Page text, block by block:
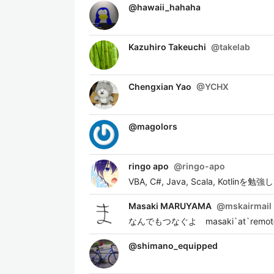
@hawaii_hahaha
Kazuhiro Takeuchi @takelab
Chengxian Yao @YCHX
@magolors
ringo apo @ringo-apo
VBA, C#, Java, Scala, Kotlinを勉強し
Masaki MARUYAMA @mskairmail
なんでもつなぐよ
@shimano_equipped